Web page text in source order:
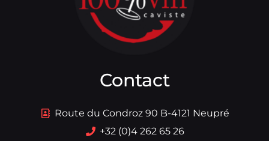
Contact
Route du Condroz 90 B-4121 Neupré
+32 (0)4 262 65 26